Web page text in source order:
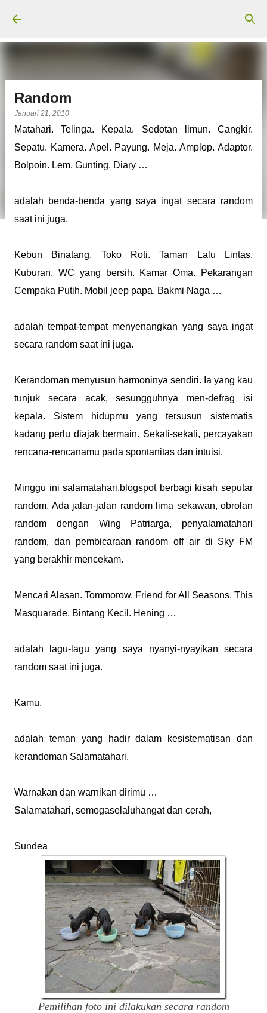
Random
Januari 21, 2010
Matahari. Telinga. Kepala. Sedotan limun. Cangkir.
Sepatu. Kamera. Apel. Payung. Meja. Amplop. Adaptor.
Bolpoin. Lem. Gunting. Diary …
adalah benda-benda yang saya ingat secara random
saat ini juga.
Kebun Binatang. Toko Roti. Taman Lalu Lintas.
Kuburan. WC yang bersih. Kamar Oma. Pekarangan
Cempaka Putih. Mobil jeep papa. Bakmi Naga …
adalah tempat-tempat menyenangkan yang saya ingat
secara random saat ini juga.
Kerandoman menyusun harmoninya sendiri. Ia yang kau
tunjuk secara acak, sesungguhnya men-defrag isi
kepala. Sistem hidupmu yang tersusun sistematis
kadang perlu diajak bermain. Sekali-sekali, percayakan
rencana-rencanamu pada spontanitas dan intuisi.
Minggu ini salamatahari.blogspot berbagi kisah seputar
random. Ada jalan-jalan random lima sekawan, obrolan
random dengan Wing Patriarga, penyalamatahari
random, dan pembicaraan random off air di Sky FM
yang berakhir mencekam.
Mencari Alasan. Tommorow. Friend for All Seasons. This
Masquarade. Bintang Kecil. Hening …
adalah lagu-lagu yang saya nyanyi-nyayikan secara
random saat ini juga.
Kamu.
adalah teman yang hadir dalam kesistematisan dan
kerandoman Salamatahari.
Warnakan dan warnikan dirimu …
Salamatahari, semogaselaluhangat dan cerah,
Sundea
Pemilihan foto ini dilakukan secara random